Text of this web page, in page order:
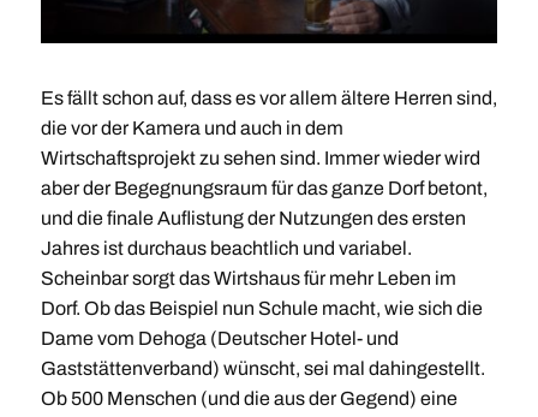
Es fällt schon auf, dass es vor allem ältere Herren sind,
die vor der Kamera und auch in dem
Wirtschaftsprojekt zu sehen sind. Immer wieder wird
aber der Begegnungsraum für das ganze Dorf betont,
und die finale Auflistung der Nutzungen des ersten
Jahres ist durchaus beachtlich und variabel.
Scheinbar sorgt das Wirtshaus für mehr Leben im
Dorf. Ob das Beispiel nun Schule macht, wie sich die
Dame vom Dehoga (Deutscher Hotel- und
Gaststättenverband) wünscht, sei mal dahingestellt.
Ob 500 Menschen (und die aus der Gegend) eine